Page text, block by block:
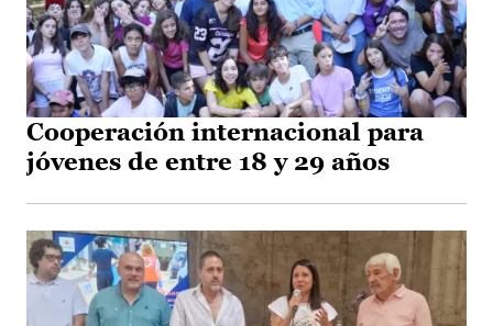
Cooperación internacional para
jóvenes de entre 18 y 29 años